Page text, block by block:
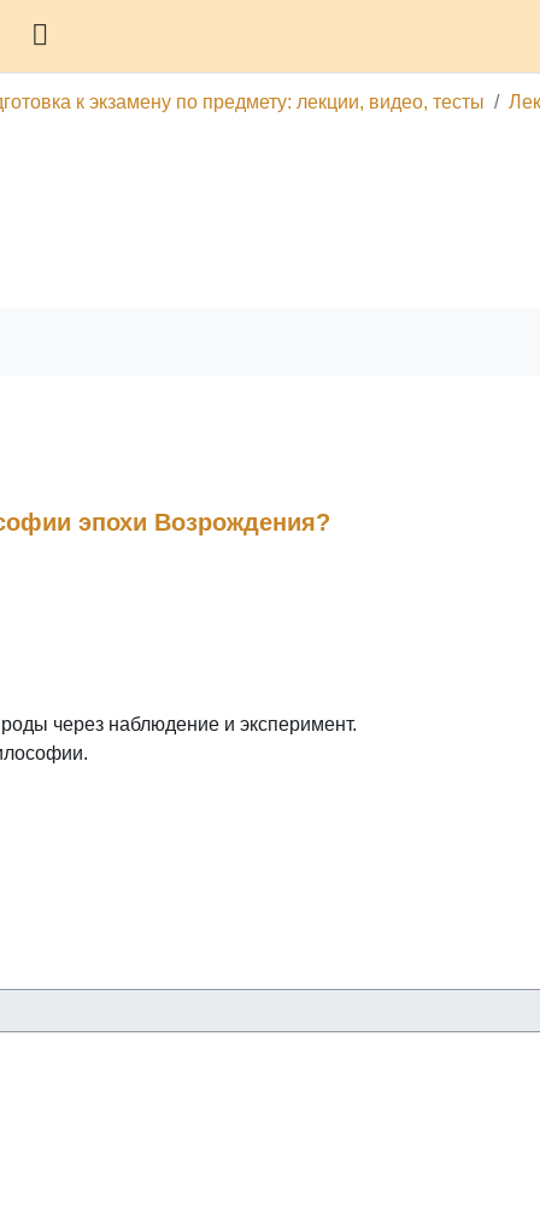
к экзамену по предмету: лекции, видео, тесты
эпохи Возрождения?
через наблюдение и эксперимент.